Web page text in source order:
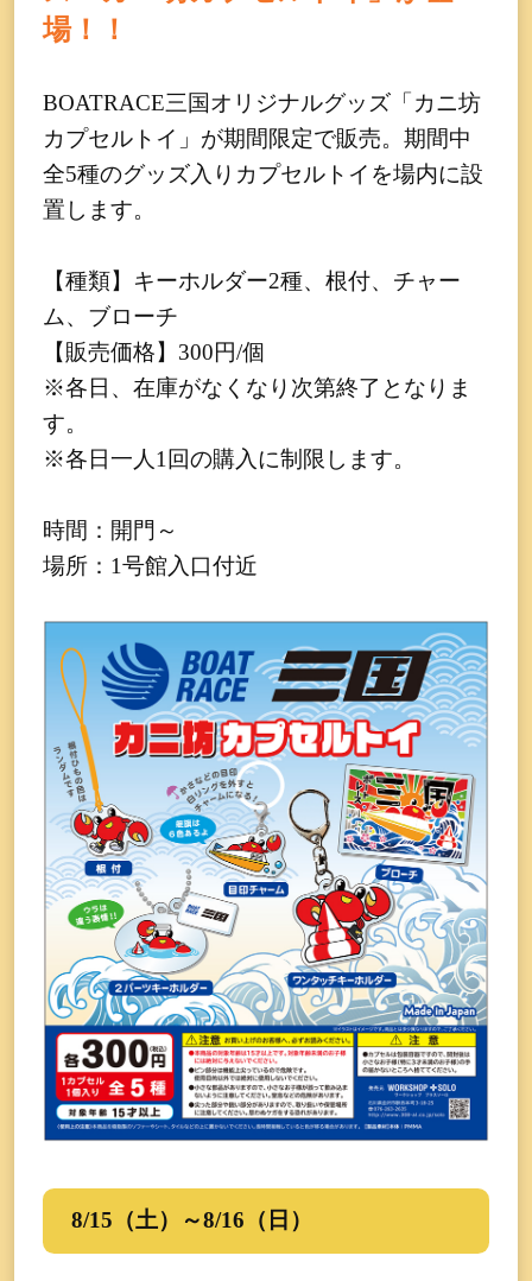
場！！
BOATRACE三国オリジナルグッズ「カニ坊
カプセルトイ」が期間限定で販売。期間中
全5種のグッズ入りカプセルトイを場内に設
置します。
【種類】キーホルダー2種、根付、チャー
ム、ブローチ
【販売価格】300円/個
※各日、在庫がなくなり次第終了となりま
す。
※各日一人1回の購入に制限します。
時間：開門～
場所：1号館入口付近
8/15（土）～8/16（日）